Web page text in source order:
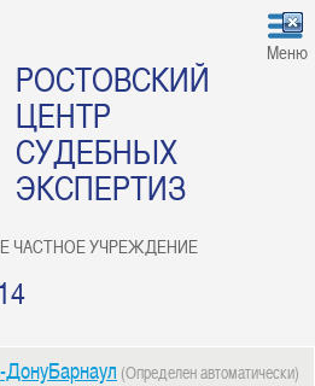
РОСТОВСКИЙ
ЦЕНТР
СУДЕБНЫХ
ЭКСПЕРТИЗ
ЧАСТНОЕ УЧРЕЖДЕНИЕ
Меню
ДонуБарнаул (Определен автоматически)